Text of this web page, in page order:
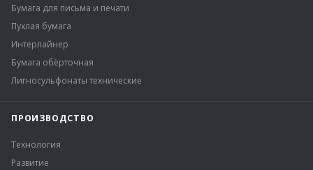
Бумага для письма и печати
Пухлая бумага
Интерлайнер
Бумага обёрточная
Лигносульфонаты технические
ПРОИЗВОДСТВО
Технология
Развитие